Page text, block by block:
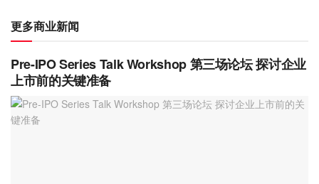
更多商业新闻
Pre-IPO Series Talk Workshop 第三场论坛 探讨企业
上市前的关键准备